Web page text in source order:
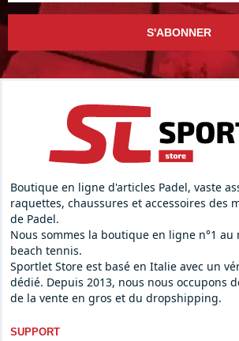
S'ABONNER
Boutique en ligne d'articles Padel, vaste
raquettes, chaussures et accessoires des
de Padel.
Nous sommes la boutique en ligne n°1 au
beach tennis.
Sportlet Store est basé en Italie avec un
dédié. Depuis 2013, nous nous occupons
de la vente en gros et du dropshipping.
SUPPORT